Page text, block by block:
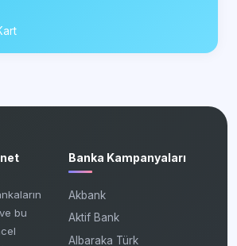
bu
Banka Kampanyaları
Akbank
Aktif Bank
Albaraka Türk